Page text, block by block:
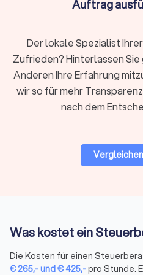
auch ein Online-
Auf Trustlocal finden Sie
dargestellt, sodass Sie selbst
besser zu Ihnen passt. Nutzen
gezielt nach lokalen Beratern
Woran Sie einen guten
sich durch mehrere Merkmale aus:
Qualifikation und
Steuerberaterkammer ist die
hinaus verfügen manche
Auftrag
Der lokale Spezialist
Zufrieden? Hinterlassen Sie
Anderen Ihre Erfahrung
wir so für mehr
nach dem
Was kostet ein
Die Kosten für einen
€265,-und€425,-pro Stunde.